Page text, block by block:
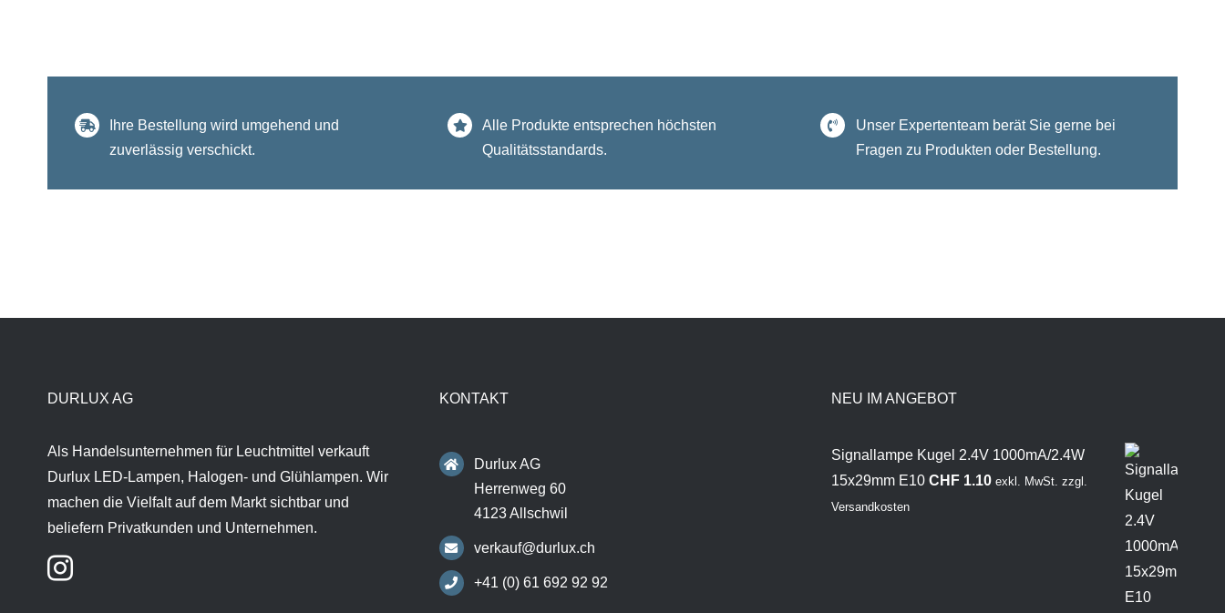
Ihre Bestellung wird umgehend und
zuverlässig verschickt.
Alle Produkte entsprechen höchsten
Qualitätsstandards.
Unser Expertenteam berät Sie gerne bei
Fragen zu Produkten oder Bestellung.
DURLUX AG
Als Handelsunternehmen für Leuchtmittel verkauft
Durlux LED-Lampen, Halogen- und Glühlampen. Wir
machen die Vielfalt auf dem Markt sichtbar und
beliefern Privatkunden und Unternehmen.
KONTAKT
Durlux AG
Herrenweg 60
4123 Allschwil
verkauf@durlux.ch
+41 (0) 61 692 92 92
NEU IM ANGEBOT
Signallampe Kugel 2.4V 1000mA/2.4W
15x29mm E10 CHF1.10 exkl. MwSt. zzgl.
Versandkosten